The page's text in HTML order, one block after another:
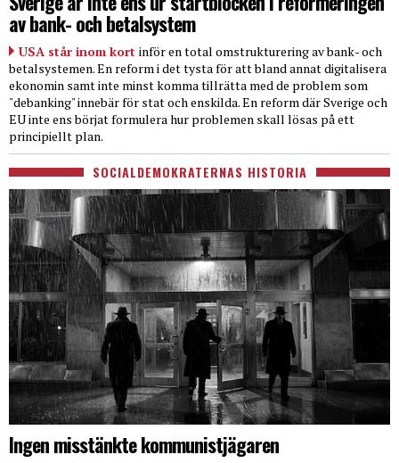
av bank- och betalsystem
USA står inom kort inför en total omstrukturering av bank- och
betalsystemen. En reform i det tysta för att bland annat digitalisera
ekonomin samt inte minst komma tillrätta med de problem som
"debanking" innebär för stat och enskilda. En reform där Sverige och
EU inte ens börjat formulera hur problemen skall lösas på ett
principiellt plan.
SOCIALDEMOKRATERNAS HISTORIA
Ingen misstänkte kommunistjägaren